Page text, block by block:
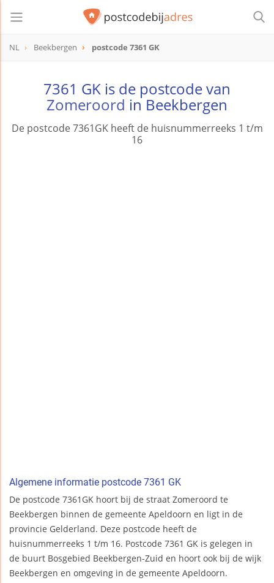
NL Beekbergen postcode 7361 GK
7361 GK is de postcode van
Zomeroord in Beekbergen
De postcode 7361GK heeft de huisnummerreeks 1 t/m
16
Algemene informatie postcode 7361 GK
De postcode 7361GK hoort bij de straat Zomeroord te
Beekbergen binnen de gemeente Apeldoorn en ligt in de
provincie Gelderland. Deze postcode heeft de
huisnummerreeks 1 t/m 16. Postcode 7361 GK is gelegen in
de buurt Bosgebied Beekbergen-Zuid en hoort ook bij de wijk
Beekbergen en omgeving in de gemeente Apeldoorn.